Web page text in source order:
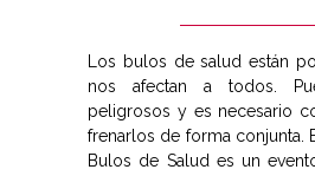
Los bulos de salud están
nos afectan a todos.
peligrosos y es necesario
frenarlos de forma conjunta.
Bulos de Salud es un